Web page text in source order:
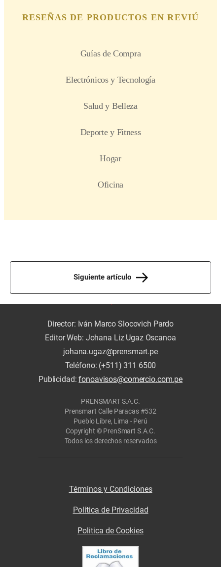
Siguiente artículo
Director: Iván Marco Slocovich Pardo
Editor Web: Johana Liz Ugaz Oscanoa
johana.ugaz@prensmart.pe
Teléfono: (+511) 311 6500
Publicidad:fonoavisos@comercio.com.pe
PRENSMART S.A.C.
Prensmart Calle Paracas #532
Pueblo Libre, Lima - Perú
Copyright © PrenSmart S.A.C.
Todos los derechos reservados
Términos y Condiciones
Política de Privacidad
Politica de Cookies